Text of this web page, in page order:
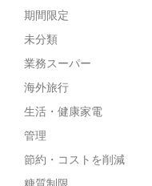
期間限定
未分類
業務スーパー
海外旅行
生活・健康家電
管理
節約・コストを削減